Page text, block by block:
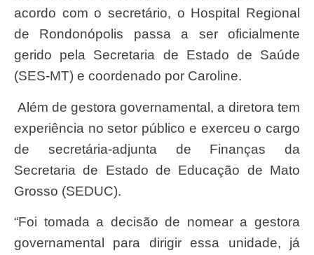
acordo com o secretário, o Hospital Regional
de Rondonópolis passa a ser oficialmente
gerido pela Secretaria de Estado de Saúde
(SES-MT) e coordenado por Caroline.
Além de gestora governamental, a diretora tem
experiência no setor público e exerceu o cargo
de secretária-adjunta de Finanças da
Secretaria de Estado de Educação de Mato
Grosso (SEDUC).
“Foi tomada a decisão de nomear a gestora
governamental para dirigir essa unidade, já